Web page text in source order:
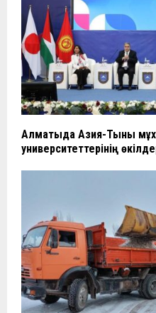
Алматыда Азия-Тынық
университеттерінің